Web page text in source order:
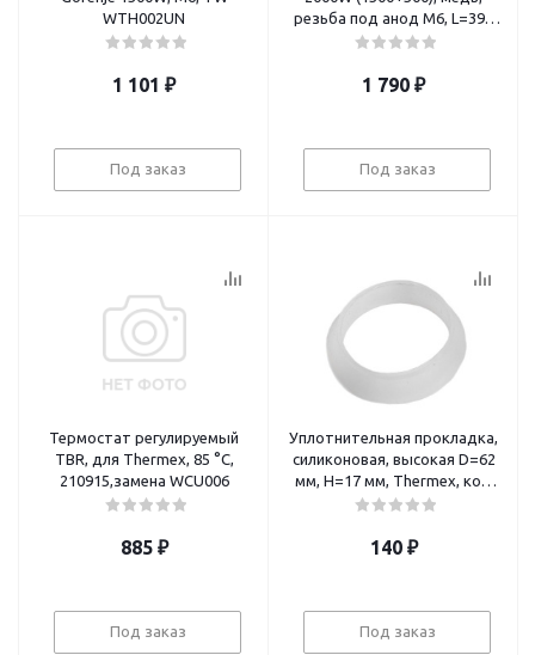
WTH002UN
1 101 ₽
Под заказ
резьба под анод М6, L=390
мм, фланец 70 мм, Elsothe
1 790 ₽
Под заказ
Термостат регулируемый
TBR, для Thermex, 85 °C,
210915,замена WCU006
885₽
Под заказ
Уплотнительная прокладка,
силиконовая, высокая D=62
мм, H=17 мм, Thermex, код
66155. самая ходовая
140₽
Под заказ